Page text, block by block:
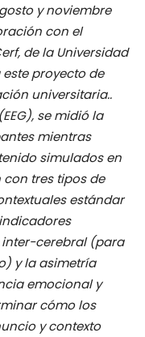
y noviembre
con el
de la Universidad
proyecto de
universitaria..
se midió la
mientras
simulados en
tres tipos de
estándar
cerebral (para
y la asimetría
emocional y
cómo los
y contexto